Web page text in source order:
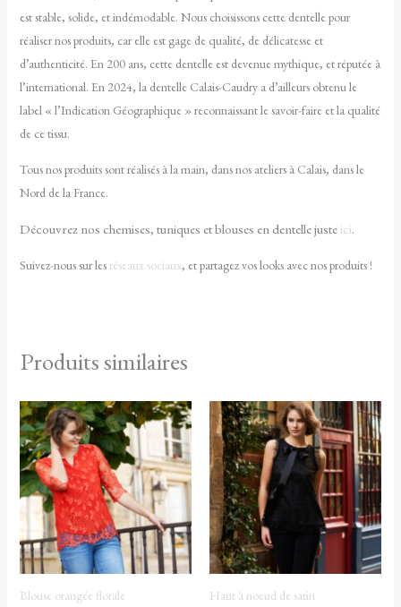
est stable, solide, et indémodable. Nous choisissons cette dentelle pour
réaliser nos produits, car elle est gage de qualité, de délicatesse et
d’authenticité. En 200 ans, cette dentelle est devenue mythique, et réputée à
l’international. En 2024, la dentelle Calais-Caudry a d’ailleurs obtenu le
label « l’Indication Géographique » reconnaissant le savoir-faire et la qualité
de ce tissu.
Tous nos produits sont réalisés à la main, dans nos ateliers à Calais, dans le
Nord de la France.
Découvrez nos chemises, tuniques et blouses en dentelle juste ici.
Suivez-nous sur les réseaux sociaux, et partagez vos looks avec nos produits !
Produits similaires
Blouse orangée florale Haut à noeud de satin